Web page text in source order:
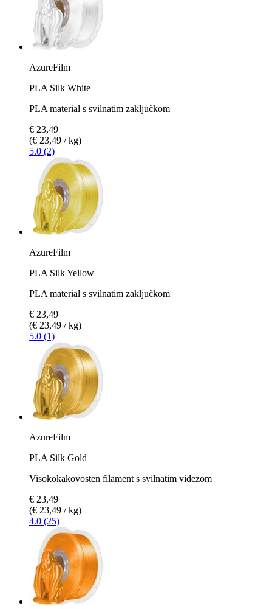
AzureFilm
PLA Silk White
PLA material s svilnatim zaključkom
€ 23,49
(€ 23,49 / kg)
5.0 (2)
AzureFilm
PLA Silk Yellow
PLA material s svilnatim zaključkom
€ 23,49
(€ 23,49 / kg)
5.0 (1)
AzureFilm
PLA Silk Gold
Visokokakovosten filament s svilnatim videzom
€ 23,49
(€ 23,49 / kg)
4.0 (25)